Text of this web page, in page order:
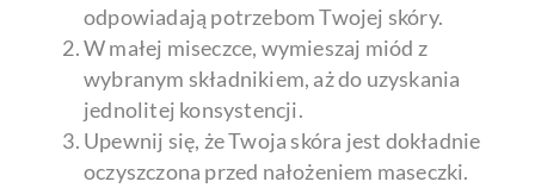
odpowiadają potrzebom Twojej skóry.
W małej miseczce, wymieszaj miód z
wybranym składnikiem, aż do uzyskania
jednolitej konsystencji.
Upewnij się, że Twoja skóra jest dokładnie
oczyszczona przed nałożeniem maseczki.